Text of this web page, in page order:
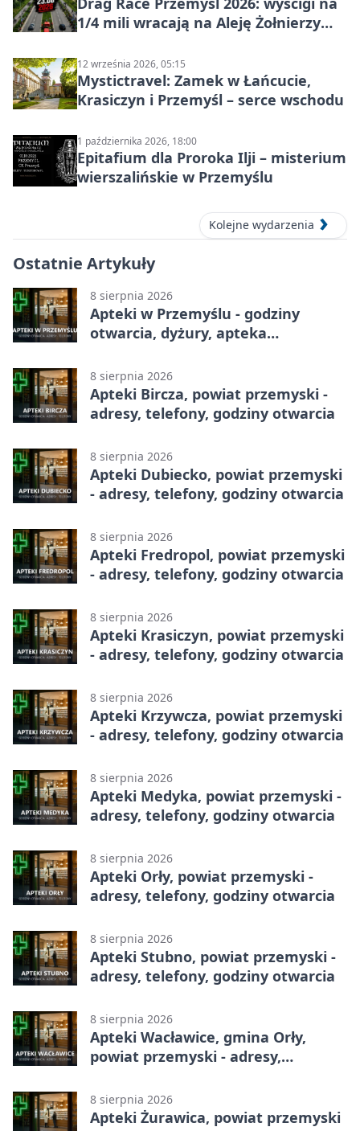
1/4 mili wracają na Aleję Żołnierzy
12 września 2026, 05:15
Mystictravel: Zamek w Łańcucie,
Krasiczyn i Przemyśl – serce wschodu
1 października 2026, 18:00
Epitafium dla Proroka Ilji – misterium
wierszalińskie w Przemyślu
Kolejne wydarzenia
Ostatnie Artykuły
8 sierpnia 2026
Apteki w Przemyślu - godziny
otwarcia, dyżury, apteka
8 sierpnia 2026
Apteki Bircza, powiat przemyski -
adresy, telefony, godziny otwarcia
8 sierpnia 2026
Apteki Dubiecko, powiat przemyski
- adresy, telefony, godziny otwarcia
8 sierpnia 2026
Apteki Fredropol, powiat przemyski
- adresy, telefony, godziny otwarcia
8 sierpnia 2026
Apteki Krasiczyn, powiat przemyski
- adresy, telefony, godziny otwarcia
8 sierpnia 2026
Apteki Krzywcza, powiat przemyski
- adresy, telefony, godziny otwarcia
8 sierpnia 2026
Apteki Medyka, powiat przemyski -
adresy, telefony, godziny otwarcia
8 sierpnia 2026
Apteki Orły, powiat przemyski -
adresy, telefony, godziny otwarcia
8 sierpnia 2026
Apteki Stubno, powiat przemyski -
adresy, telefony, godziny otwarcia
8 sierpnia 2026
Apteki Wacławice, gmina Orły,
powiat przemyski - adresy,
8 sierpnia 2026
Apteki Żurawica, powiat przemyski